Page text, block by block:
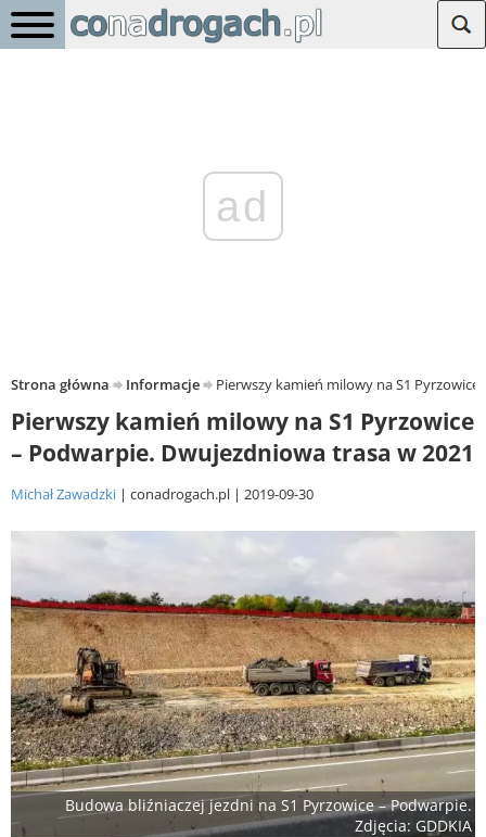
ad
Strona główna Informacje Pierwszy kamień milowy na S1
Pierwszy kamień milowy na S1 Pyrzowice
– Podwarpie. Dwujezdniowa trasa w 2021
Michał Zawadzki conadrogach.pl 2019-09-30
Budowa bliźniaczej jezdni na S1 Pyrzowice – Podwarpie.
Zdjęcia: GDDKIA